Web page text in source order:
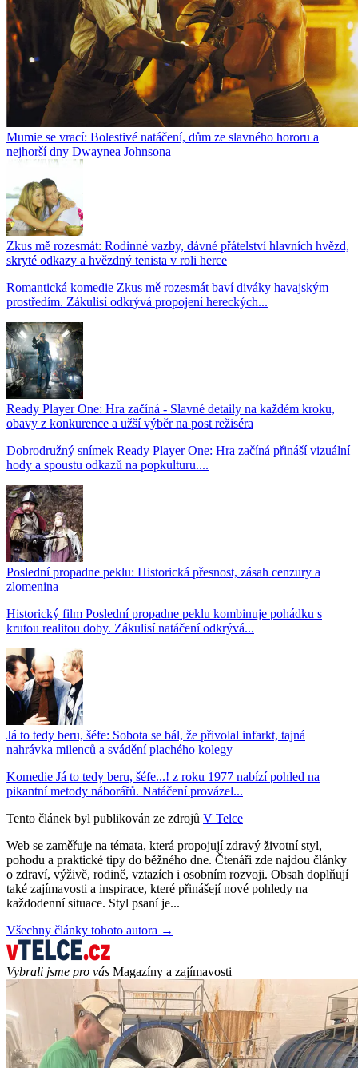
Mumie se vrací: Bolestivé natáčení, dům ze slavného hororu a
nejhorší dny Dwaynea Johnsona
Zkus mě rozesmát: Rodinné vazby, dávné přátelství hlavních hvězd,
skryté odkazy a hvězdný tenista v roli herce
Romantická komedie Zkus mě rozesmát baví diváky havajským
prostředím. Zákulisí odkrývá propojení hereckých...
Ready Player One: Hra začíná - Slavné detaily na každém kroku,
obavy z konkurence a užší výběr na post režiséra
Dobrodružný snímek Ready Player One: Hra začíná přináší vizuální
hody a spoustu odkazů na popkulturu....
Poslední propadne peklu: Historická přesnost, zásah cenzury a
zlomenina
Historický film Poslední propadne peklu kombinuje pohádku s
krutou realitou doby. Zákulisí natáčení odkrývá...
Já to tedy beru, šéfe: Sobota se bál, že přivolal infarkt, tajná
nahrávka milenců a svádění plachého kolegy
Komedie Já to tedy beru, šéfe...! z roku 1977 nabízí pohled na
pikantní metody náborářů. Natáčení provázel...
Tento článek byl publikován ze zdrojů V Telce
Web se zaměřuje na témata, která propojují zdravý životní styl,
pohodu a praktické tipy do běžného dne. Čtenáři zde najdou články
o zdraví, výživě, rodině, vztazích i osobním rozvoji. Obsah doplňují
také zajímavosti a inspirace, které přinášejí nové pohledy na
každodenní situace. Styl psaní je...
Všechny články tohoto autora →
Vybrali jsme pro vás Magazíny a zajímavosti